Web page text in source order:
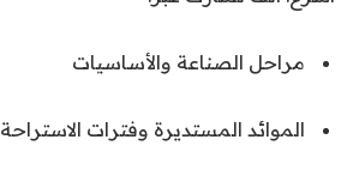
مراحل الصناعة والأساسيات
الموائد المستديرة وفترات الاستراحة